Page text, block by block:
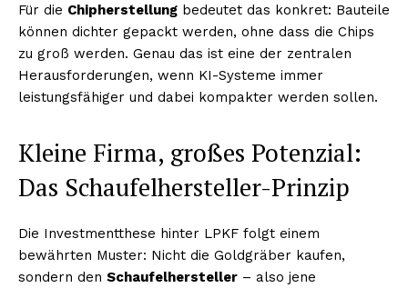
Für die Chipherstellung bedeutet das konkret: Bauteile
können dichter gepackt werden, ohne dass die Chips
zu groß werden. Genau das ist eine der zentralen
Herausforderungen, wenn KI-Systeme immer
leistungsfähiger und dabei kompakter werden sollen.
Kleine Firma, großes Potenzial:
Das Schaufelhersteller-Prinzip
Die Investmentthese hinter LPKF folgt einem
bewährten Muster: Nicht die Goldgräber kaufen,
sondern den Schaufelhersteller – also jene